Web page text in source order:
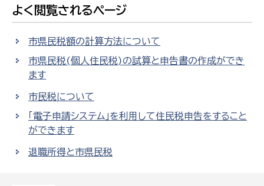
よく閲覧されるページ
市県民税額の計算方法について
市県民税(個人住民税)の試算と申告書の作成ができ
ます
市民税について
「電子申請システム」を利用して住民税申告をすること
ができます
退職所得と市県民税